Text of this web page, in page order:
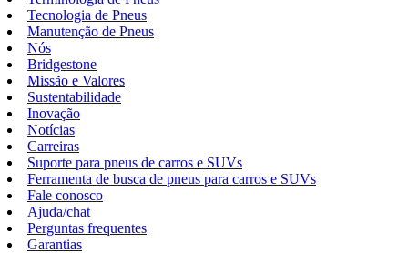
Tecnologia de Pneus
Manutenção de Pneus
Nós
Bridgestone
Missão e Valores
Sustentabilidade
Inovação
Notícias
Carreiras
Suporte para pneus de carros e SUVs
Ferramenta de busca de pneus para carros e SUVs
Fale conosco
Ajuda/chat
Perguntas frequentes
Garantias